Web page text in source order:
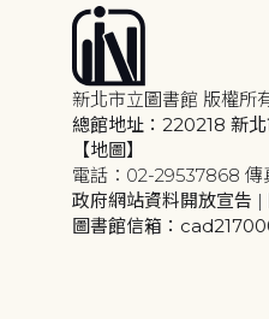
新北市立圖書館 版權所
總館地址：220218 新
【地圖】
電話：02-29537868 傳
政府網站資料開放宣告 |
圖書館信箱：